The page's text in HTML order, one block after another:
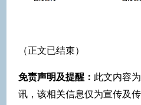
（正文已结束）
免责声明及提醒： 此文内容
讯，该相关信息仅为宣传及